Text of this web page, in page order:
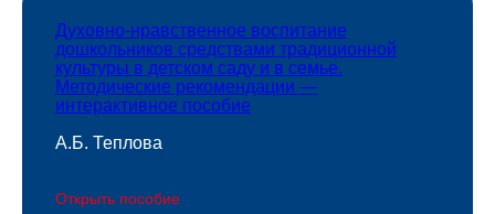
Духовно-нравственное воспитание
дошкольников средствами традиционной
культуры в детском саду и в семье.
Методические рекомендации —
интерактивное пособие
А.Б. Теплова
Открыть пособие